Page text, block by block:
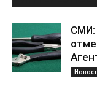
СМИ: